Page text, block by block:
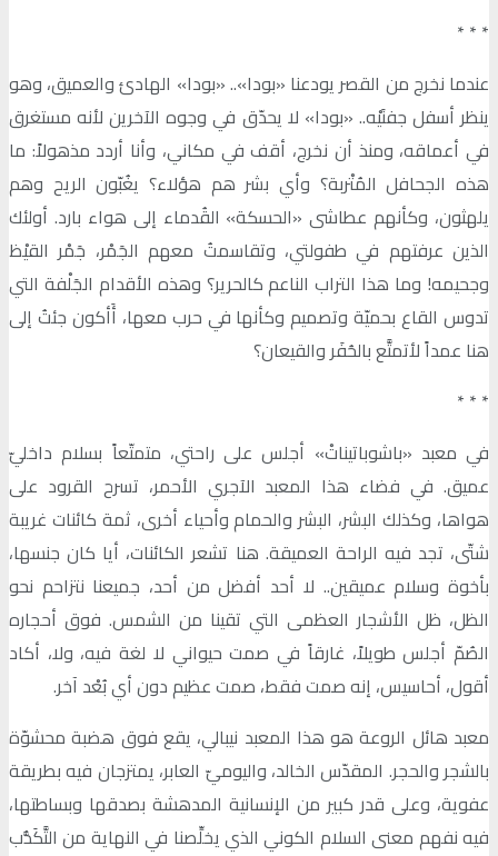
٭ ٭ ٭
عندما نخرج من القصر يودعنا «بودا».. «بودا» الهادئ والعميق، وهو
ينظر أسفل جفنَيْه.. «بودا» لا يحدّق في وجوه الآخرين لأنه مستغرق
في أعماقه، ومنذ أن نخرج، أقف في مكاني، وأنا أردد مذهولاً: ما
هذه الجحافل المُتْربة؟ وأي بشر هم هؤلاء؟ يغُبّون الريح وهم
يلهثون، وكأنهم عطاشى «الحسكة» القُدماء إلى هواء بارد. أولئك
الذين عرفتهم في طفولتي، وتقاسمتُ معهم الجَمْر، جَمْر القيْظ
وجحيمه! وما هذا التراب الناعم كالحرير؟ وهذه الأقدام الجَلْفة التي
تدوس القاع بحميّة وتصميم وكأنها في حرب معها، أَأكون جئتُ إلى
هنا عمداً لأتمتَّع بالحُفَر والقيعان؟
٭ ٭ ٭
في معبد «باشوباتيناتْ» أجلس على راحتي، متمتّعاً بسلام داخليّ
عميق. في فضاء هذا المعبد الآجري الأحمر، تسرح القرود على
هواها، وكذلك البشر، البشر والحمام وأحياء أخرى، ثمة كائنات غريبة
شتّى، تجد فيه الراحة العميقة. هنا تشعر الكائنات، أيا كان جنسها،
بأخوة وسلام عميقين.. لا أحد أفضل من أحد، جميعنا نتزاحم نحو
الظل، ظل الأشجار العظمى التي تقينا من الشمس. فوق أحجاره
الصُمّ أجلس طويلاً، غارقاً في صمت حيواني لا لغة فيه، ولا، أكاد
أقول، أحاسيس، إنه صمت فقط، صمت عظيم دون أي بُعْد آخر.
معبد هائل الروعة هو هذا المعبد نيبالي، يقع فوق هضبة محشوّة
بالشجر والحجر. المقدّس الخالد، واليوميّ العابر، يمتزجان فيه بطريقة
عفوية، وعلى قدر كبير من الإنسانية المدهشة بصدقها وبساطتها،
فيه نفهم معنى السلام الكوني الذي يخلِّصنا في النهاية من التَّكَذُّب